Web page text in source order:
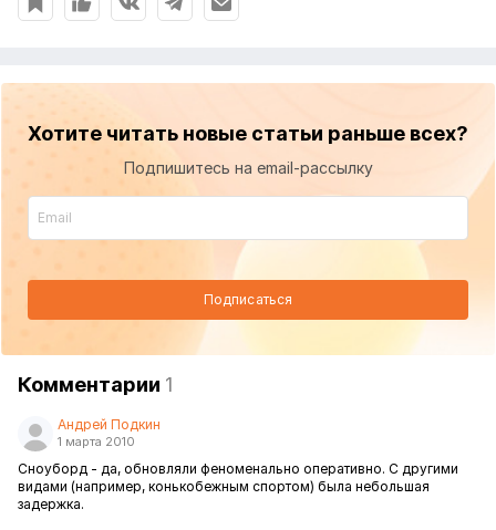
Хотите читать новые статьи раньше всех?
Подпишитесь на email-рассылку
Подписаться
Комментарии 1
Андрей Подкин
1 марта 2010
Сноуборд - да, обновляли феноменально оперативно. С другими
видами (например, конькобежным спортом) была небольшая
задержка.